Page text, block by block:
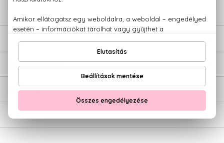
ÉRTÉKELÉSEK (0)
SZÁLLÍTÁS